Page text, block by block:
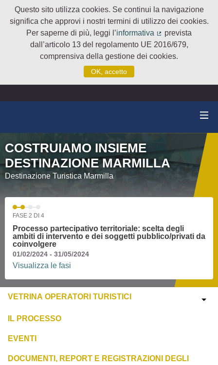
Questo sito utilizza cookies. Se continui la navigazione
significa che approvi i nostri termini di utilizzo dei cookies.
Per saperne di più, leggi l’informativa
(Collegamento
prevista
dall’articolo 13 del regolamento UE 2016/679,
comprensiva della gestione dei cookies.
OK, accetto
COSTRUIAMO INSIEME
DESTINAZIONE MARMILLA
Destinazione Turistica Marmilla
FASE 2 DI 4
Processo partecipativo territoriale: scelta degli
ambiti di intervento e dei soggetti pubblico/privati da
coinvolgere
01/02/2024 - 31/05/2024
Visualizza le fasi
VETRINA OPERATORI TURISTICI
IL PROCESSO
EVENTI
DOCUMENTI, REPORT E REGISTRAZIONI DEGLI